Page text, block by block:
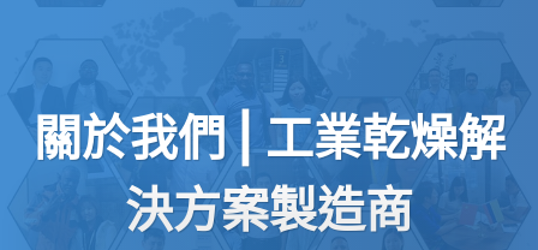
關於我們 | 工業乾燥解
決方案製造商